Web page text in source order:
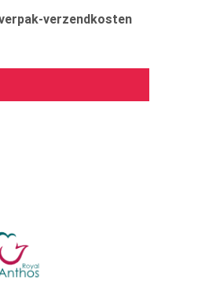
verzendkosten